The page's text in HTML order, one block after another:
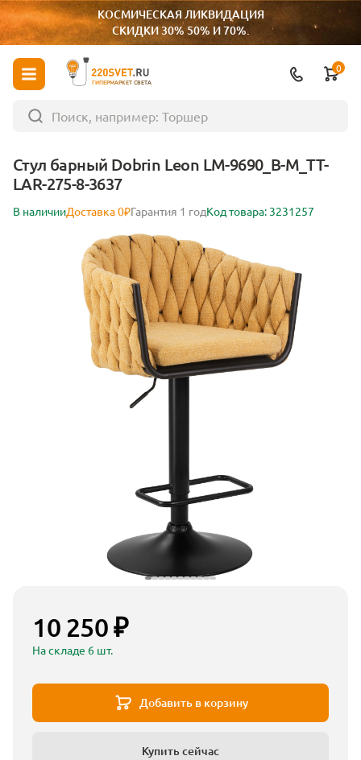
КОСМИЧЕСКАЯ ЛИКВИДАЦИЯ
СКИДКИ 30% 50% И 70%.
ГИПЕРМАРКЕТ СВЕТА
0
Стул барный Dobrin Leon LM-9690_B-M_TT-
LAR-275-8-3637
В наличииДоставка 0₽Гарантия 1 годКод товара: 3231257
10 250 ₽
На складе 6 шт.
Добавить в корзину
Купить сейчас